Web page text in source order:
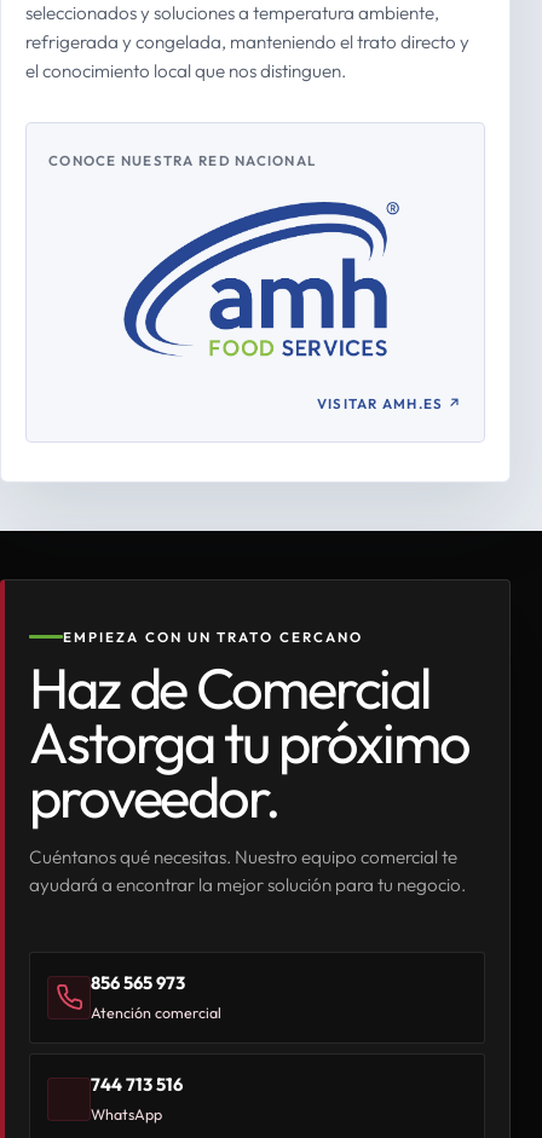
seleccionados y soluciones a temperatura ambiente,
refrigerada y congelada, manteniendo el trato directo y
el conocimiento local que nos distinguen.
CONOCE NUESTRA RED NACIONAL
VISITAR AMH.ES ↗
EMPIEZA CON UN TRATO CERCANO
Haz de Comercial
Astorga tu próximo
proveedor.
Cuéntanos qué necesitas. Nuestro equipo comercial te
ayudará a encontrar la mejor solución para tu negocio.
856 565 973
Atención comercial
744 713 516
WhatsApp